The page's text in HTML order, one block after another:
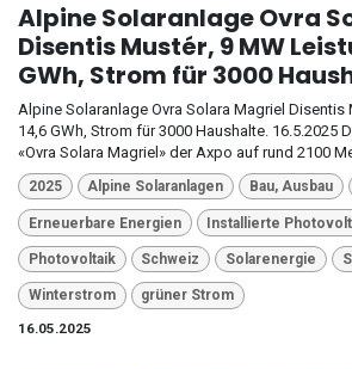
Alpine Solaranlage Ovra
Disentis Mustér, 9 MW
GWh, Strom für 3000
Alpine Solaranlage Ovra Solara Magriel Disentis
14,6 GWh, Strom für 3000 Haushalte. 16.5.2025
«Ovra Solara Magriel» der Axpo auf rund 2100
2025 Alpine Solaranlagen Bau, Ausbau
Erneuerbare Energien Installierte
Photovoltaik Schweiz Solarenergie
Winterstrom
grüner Strom
16.05.2025